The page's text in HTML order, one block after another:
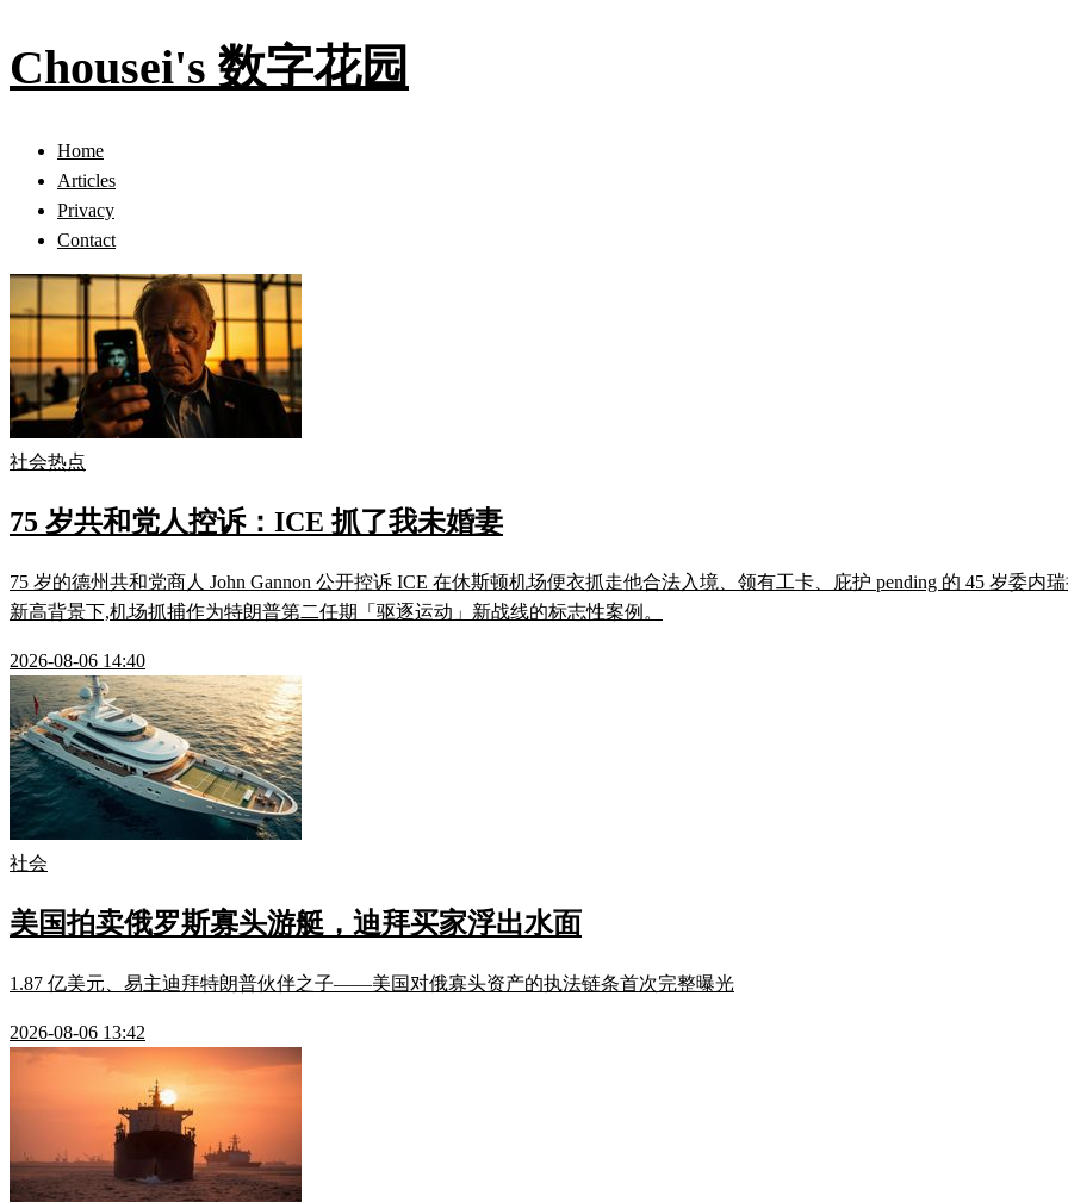
Chousei's 数字花园
Home
Articles
Privacy
Contact
社会热点
75 岁共和党人控诉：ICE 抓了我未婚妻
75 岁的德州共和党商人 John Gannon 公开控诉 ICE 在休斯顿机场便衣抓走他合法入境、领有工卡、庇护 pending 的 45 岁委内
新高背景下,机场抓捕作为特朗普第二任期「驱逐运动」新战线的标志性案例。
2026-08-06 14:40
社会
美国拍卖俄罗斯寡头游艇，迪拜买家浮出水面
1.87 亿美元、易主迪拜特朗普伙伴之子——美国对俄寡头资产的执法链条首次完整曝光
2026-08-06 13:42